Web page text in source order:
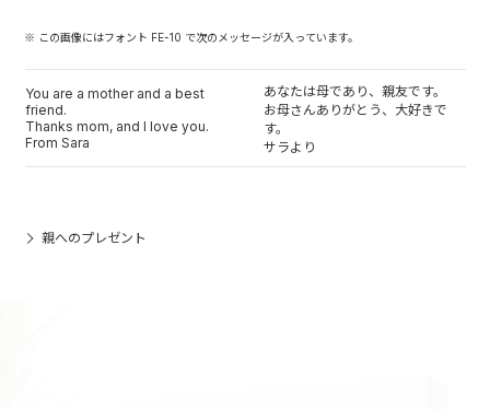
※ この画像にはフォント FE-10 で次のメッセージが入っています。
You are a mother and a best
friend.
Thanks mom, and I love you.
From Sara
あなたは母であり、親友です。
お母さんありがとう、大好きで
す。
サラより
親へのプレゼント